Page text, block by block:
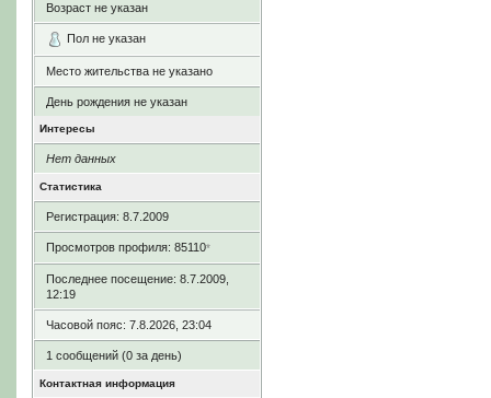
Возраст не указан
Пол не указан
Место жительства не указано
День рождения не указан
Интересы
Нет данных
Статистика
Регистрация: 8.7.2009
Просмотров профиля: 85110*
Последнее посещение: 8.7.2009,
12:19
Часовой пояс: 7.8.2026, 23:04
1 сообщений (0 за день)
Контактная информация